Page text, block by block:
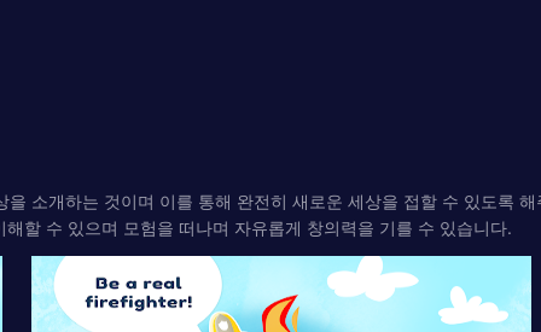
소개하는 것이며 이를 통해 완전히 새로운 세상을 접할 수 있도록 해
할 수 있으며 모험을 떠나며 자유롭게 창의력을 기를 수 있습니다.